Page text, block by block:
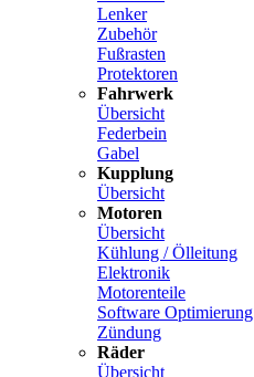
Lenker
Zubehör
Fußrasten
Protektoren
Fahrwerk
Übersicht
Federbein
Gabel
Kupplung
Übersicht
Motoren
Übersicht
Kühlung / Ölleitung
Elektronik
Motorenteile
Software Optimierung
Zündung
Räder
Übersicht